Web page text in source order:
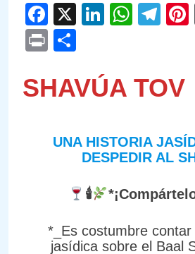
Facebook
X LinkedIn
Print
SHAVÚA TOV
UNA HISTORIA
DESPEDIR AL
🕯
*_Es costumbre
jasídica sobre el Baal